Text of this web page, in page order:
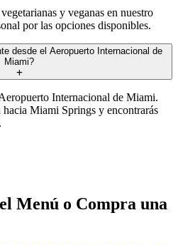
y veganas en nuestro
por las opciones disponibles.
desde el Aeropuerto Internacional de
Miami?
Internacional de Miami.
hacia Miami Springs y encontrarás
Menú o Compra una